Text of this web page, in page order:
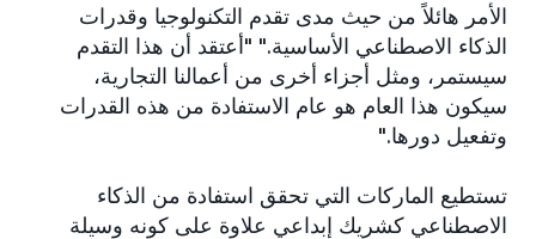
الأمر هائلاً من حيث مدى تقدم التكنولوجيا وقدرات
الذكاء الاصطناعي الأساسية." "أعتقد أن هذا التقدم
سيستمر، ومثل أجزاء أخرى من أعمالنا التجارية،
سيكون هذا العام هو عام الاستفادة من هذه القدرات
وتفعيل دورها."
تستطيع الماركات التي تحقق استفادة من الذكاء
الاصطناعي كشريك إبداعي علاوة على كونه وسيلة